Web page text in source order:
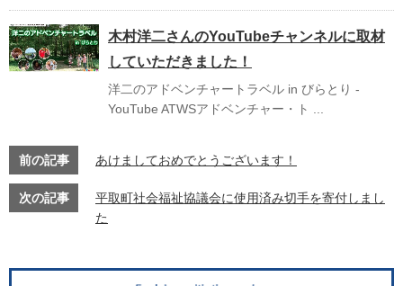
木村洋二さんのYouTubeチャンネルに取材
していただきました！
洋二のアドベンチャートラベル in びらとり -
YouTube ATWSアドベンチャー・ト ...
前の記事 あけましておめでとうございます！
次の記事
平取町社会福祉協議会に使用済み切手を寄付しまし
た